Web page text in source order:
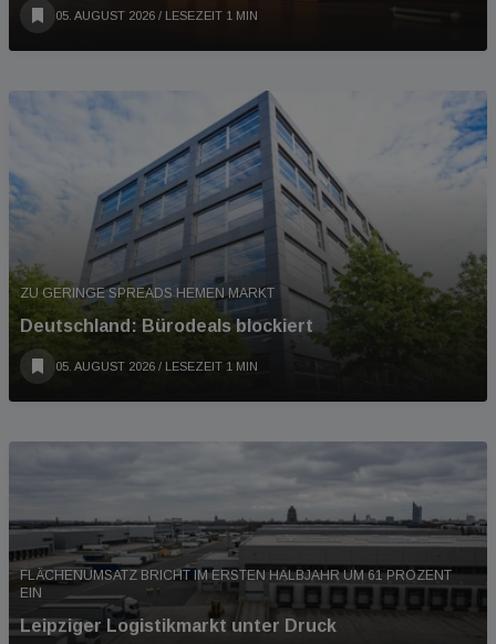
05. AUGUST 2026 / LESEZEIT 1 MIN
ZU GERINGE SPREADS HEMEN MARKT
Deutschland: Bürodeals blockiert
05. AUGUST 2026 / LESEZEIT 1 MIN
FLÄCHENUMSATZ BRICHT IM ERSTEN HALBJAHR UM 61 PROZENT
EIN
Leipziger Logistikmarkt unter Druck